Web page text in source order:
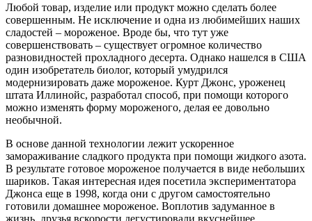
Любой товар, изделие или продукт можно сделать более
совершенным. Не исключение и одна из любимейших наших
сладостей – мороженое. Вроде бы, что тут уже
совершенствовать – существует огромное количество
разновидностей прохладного десерта. Однако нашелся в США
один изобретатель биолог, который умудрился
модернизировать даже мороженое. Курт Джонс, уроженец
штата Иллинойс, разработал способ, при помощи которого
можно изменять форму мороженого, делая ее довольно
необычной.
В основе данной технологии лежит ускоренное
замораживание сладкого продукта при помощи жидкого азота.
В результате готовое мороженое получается в виде небольших
шариков. Такая интересная идея посетила экспериментатора
Джонса еще в 1998, когда они с другом самостоятельно
готовили домашнее мороженое. Воплотив задуманное в
жизнь, друзья вскорости дегустировали вкуснейшее